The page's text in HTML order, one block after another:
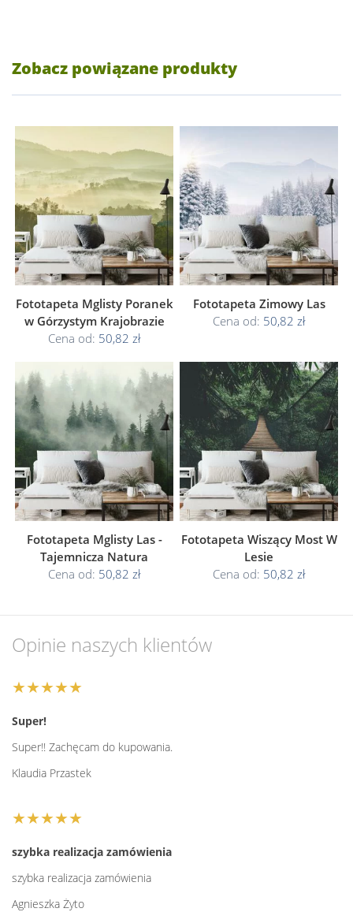
Zobacz powiązane produkty
Fototapeta Mglisty Poranek
w Górzystym Krajobrazie
Cena od: 50,82 zł
Fototapeta Zimowy Las
Cena od: 50,82 zł
Fototapeta Mglisty Las -
Tajemnicza Natura
Cena od: 50,82 zł
Fototapeta Wiszący Most W
Lesie
Cena od: 50,82 zł
Opinie naszych klientów
★★★★★
Super!
Super!! Zachęcam do kupowania.
Klaudia Przastek
★★★★★
szybka realizacja zamówienia
szybka realizacja zamówienia
Agnieszka Żyto